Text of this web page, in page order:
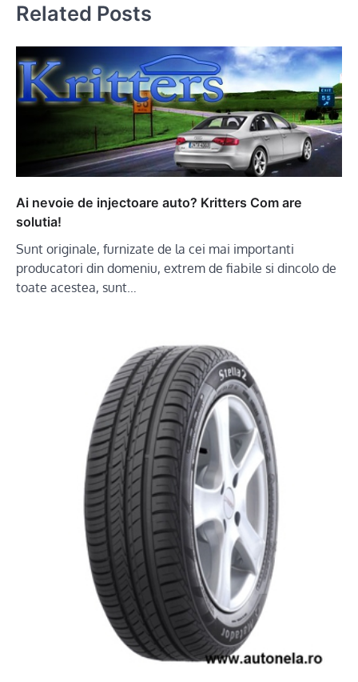
Related Posts
Ai nevoie de injectoare auto? Kritters Com are
solutia!
Sunt originale, furnizate de la cei mai importanti
producatori din domeniu, extrem de fiabile si dincolo de
toate acestea, sunt…